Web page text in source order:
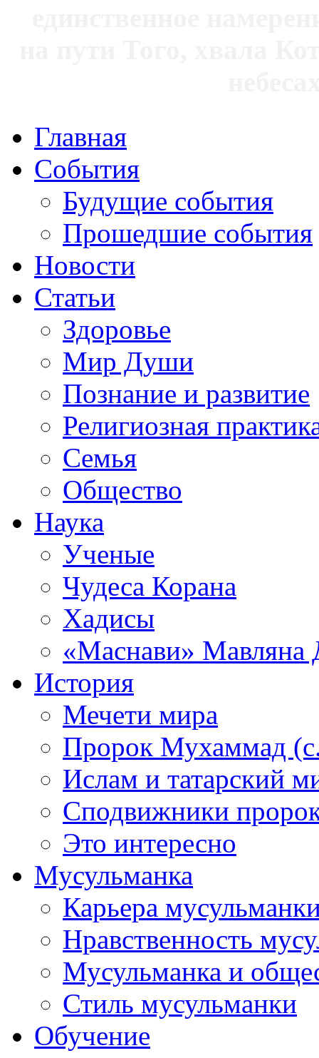
Главная
События
Будущие события
Прошедшие события
Новости
Статьи
Здоровье
Мир Души
Познание и развитие
Религиозная
Семья
Общество
Наука
Ученые
Чудеса Корана
Хадисы
«Маснави» Мавляна
История
Мечети мира
Пророк Мухаммад
Ислам и татарский
Сподвижники
Это интересно
Мусульманка
Карьера
Нравственность
Мусульманка и
Стиль мусульманки
Обучение